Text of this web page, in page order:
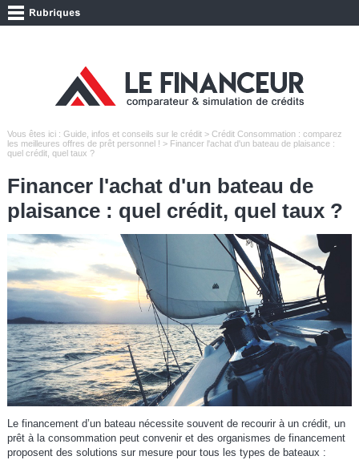
Vous êtes ici : Guide, infos et conseils sur le crédit> Crédit Consommation : comparez
les meilleures offres de prêt personnel ! > Financer l'achat d'un bateau de plaisance :
quel crédit, quel taux ?
Financer l'achat d'un bateau de
plaisance : quel crédit, quel taux ?
Le financement d’un bateau nécessite souvent de recourir à un crédit, un
prêt à la consommation peut convenir et des organismes de financement
proposent des solutions sur mesure pour tous les types de bateaux :